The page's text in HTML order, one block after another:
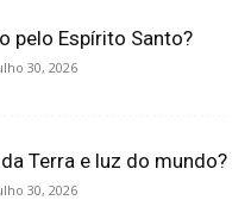
pelo Espírito Santo?
30, 2026
Terra e luz do mundo?
30, 2026